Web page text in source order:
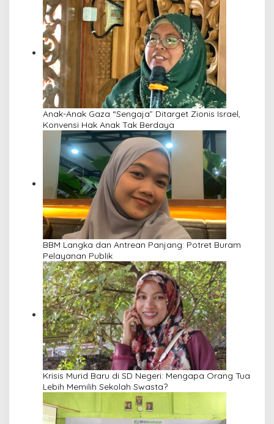
Anak-Anak Gaza “Sengaja” Ditarget Zionis Israel,
Konvensi Hak Anak Tak Berdaya
BBM Langka dan Antrean Panjang: Potret Buram
Pelayanan Publik
Krisis Murid Baru di SD Negeri: Mengapa Orang Tua
Lebih Memilih Sekolah Swasta?